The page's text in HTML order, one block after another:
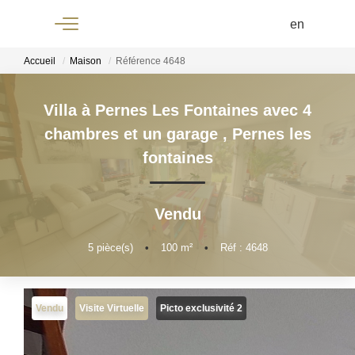
+33 4 90
61 68 68
À
VENDRE
Accueil Maison Référence 4648
Villa à Pernes Les Fontaines avec 4
chambres et un garage , Pernes les
fontaines
Vendu
5pièce(s) • 100m² • Réf : 4648
Vendu Visite Virtuelle Picto exclusivité 2